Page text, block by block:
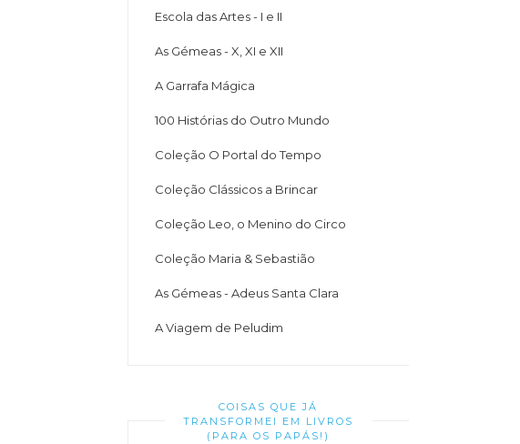
Escola das Artes - I e II
As Gémeas - X, XI e XII
A Garrafa Mágica
100 Histórias do Outro Mundo
Coleção O Portal do Tempo
Coleção Clássicos a Brincar
Coleção Leo, o Menino do Circo
Coleção Maria & Sebastião
As Gémeas - Adeus Santa Clara
A Viagem de Peludim
COISAS QUE JÁ
TRANSFORMEI EM LIVROS
(PARA OS PAPÁS!)